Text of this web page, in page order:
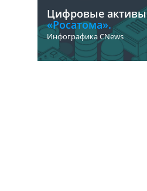
Цифровые активы
«Росатома».
Инфографика CNews